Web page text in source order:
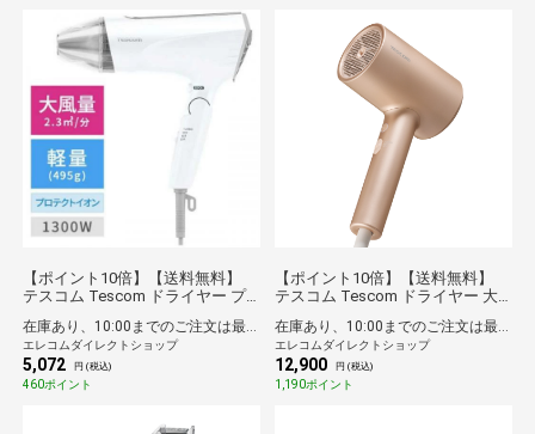
【ポイント10倍】【送料無料】
テスコム Tescom ドライヤー プ
風圧 】 軽量 冷風 折りたたみ ラク
抜きプラグ Speedom ホワイト
在庫あり、10:00までのご注文は最短即日発送
エレコムダイレクトショップ
5,072 円 (税込)
460ポイント
【ポイント10倍】【送料無料】
テスコム Tescom ドライヤー 大
冷モード うるおいケア ヘアドラ
イヤー ゴールド
在庫あり、10:00までのご注文は最短即日発送
エレコムダイレクトショップ
12,900 円 (税込)
1,190ポイント